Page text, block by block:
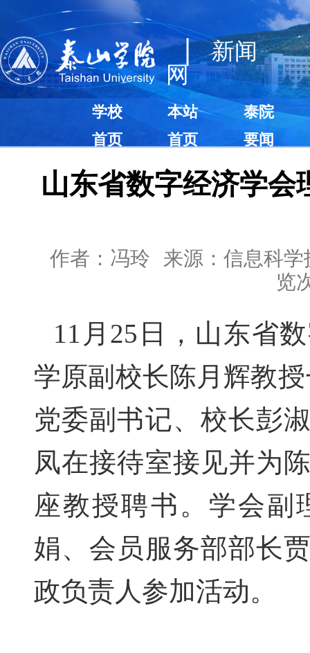
| 新闻
网
学校
首页
本站
首页
泰院
要闻
山东省数字经济学会
作者：冯玲 来源：信息科
览
11 月 25 日 ， 山东省
学原副校长陈月辉教
党委副书记、校长彭
凤在接待室接见并为
座教授聘书。学会副
娟、会员服务部部长
政负责人参加活动。